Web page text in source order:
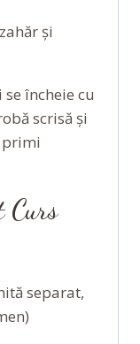
și
încheie cu
scrisă și
primi
Curs
separat,